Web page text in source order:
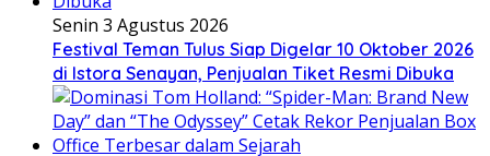
Senin 3 Agustus 2026
Festival Teman Tulus Siap Digelar 10 Oktober 2026
di Istora Senayan, Penjualan Tiket Resmi Dibuka